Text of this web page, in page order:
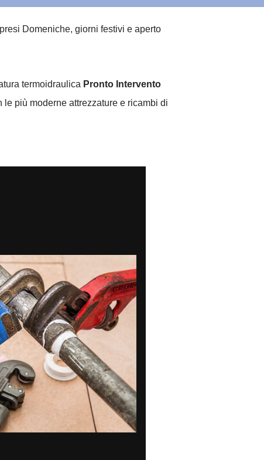
Domeniche, giorni festivi e aperto
termoidraulica Pronto Intervento
più moderne attrezzature e ricambi di